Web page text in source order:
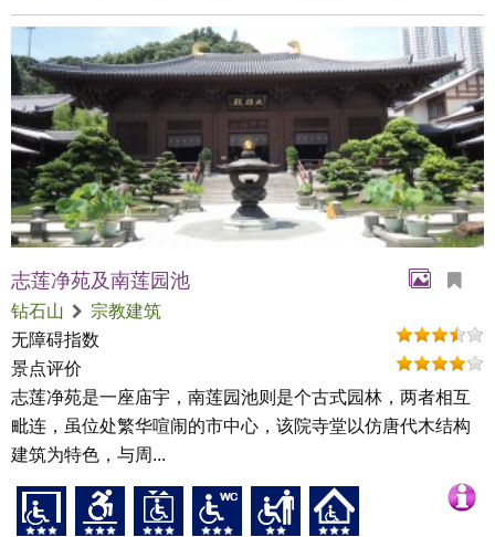
志莲净苑及南莲园池
钻石山
宗教建筑
无障碍指数
景点评价
志莲净苑是一座庙宇，南莲园池则是个古式园林，两者相互
毗连，虽位处繁华喧闹的市中心，该院寺堂以仿唐代木结构
建筑为特色，与周...